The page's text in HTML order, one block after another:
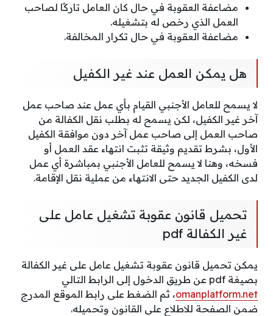
مضاعفة العقوبة في حال كان العامل تاركًا لصاحب
العمل الذي رخص له بتشغيله.
مضاعفة العقوبة في حال تكرار المخالفة.
هل يمكن العمل عند غير الكفيل
لا يسمح للعامل الأجنبي القيام بأي عمل عند صاحب عمل
آخر غير الكفيل، لكن يسمح له بطلب نقل الكفالة من
صاحب العمل إلى صاحب عمل آخر دون موافقة الكفيل
الأول، بشرط تقديم وثيقة تثبت انتهاء عقد العمل أو
فسخه، وهنا لا يسمح للعامل الأجنبي بمباشرة أي عمل
لدى الكفيل الجديد حتى الانتهاء من عملية نقل الإقامة.
تحميل قانون عقوبة تشغيل عامل على
غير الكفالة pdf
يمكن تحميل قانون عقوبة تشغيل عامل على غير الكفالة
بصيغة pdf عن طريق الدخول إلى الرابط التالي
omanplatform.net، ثم الضغط على رابط الموقع المدرج
ضمن الصفحة للاطلاع على القانون وتحميله.